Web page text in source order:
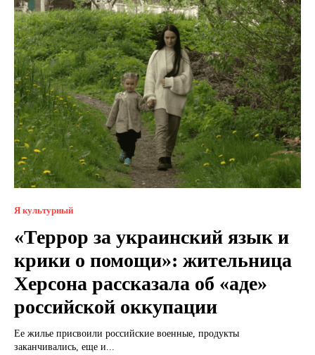
Я культурный
«Террор за украинский язык и
крики о помощи»: жительница
Херсона рассказала об «аде»
российской оккупации
Ее жилье присвоили российские военные, продукты
заканчивались, еще и...